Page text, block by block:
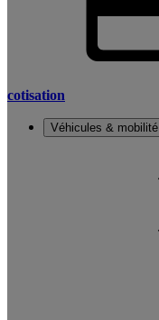
cotisation
Véhicules & mobilité